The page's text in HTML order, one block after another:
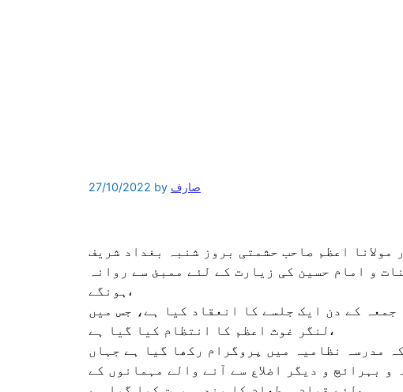
27/10/2022 by صارف
اعظم صاحب حشمتی بروز شنبہ بغداد شریف
و امام حسین کی زیارت کے لئے ممبئ سے روانہ
ہونگے،
کے دن ایک جلسے کا انعقاد کیا ہے، جس میں
لنگر غوث اعظم کا انتظام کیا گیا ہے،
مدرسہ نظامیہ میں پروگرام رکھا گیا ہے جہاں
و بہرائچ و دیگر اضلاع سے آنے والے مہمانوں کے